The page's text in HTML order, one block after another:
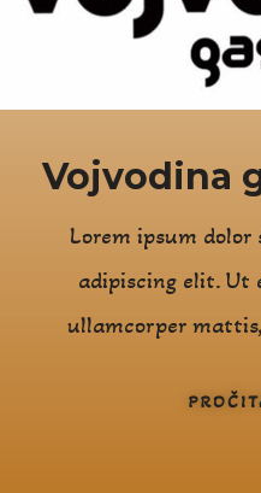
Vojvodina
Lorem ipsum
adipiscing elit. Ut
ullamcorper